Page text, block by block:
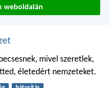
weboldalán
mivel szeretlek,
életedért nemzeteket.